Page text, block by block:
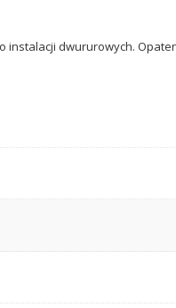
instalacji dwururowych.